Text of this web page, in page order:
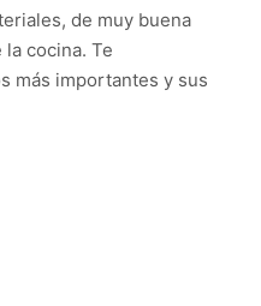
de muy buena
cocina. Te
más importantes y sus